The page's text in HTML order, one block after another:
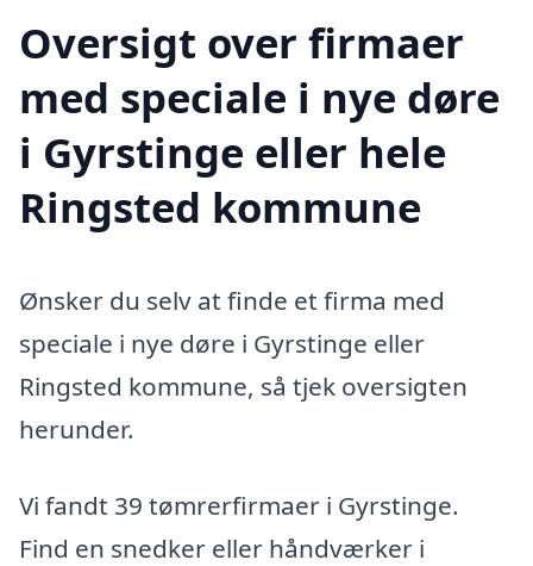
Oversigt over firmaer
med speciale i nye døre
i Gyrstinge eller hele
Ringsted kommune
Ønsker du selv at finde et firma med
speciale i nye døre i Gyrstinge eller
Ringsted kommune, så tjek oversigten
herunder.
Vi fandt 39 tømrerfirmaer i Gyrstinge.
Find en snedker eller håndværker i